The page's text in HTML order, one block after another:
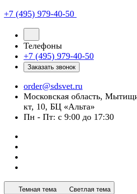
+7 (495) 979-40-50
Телефоны
+7 (495) 979-40-50
Заказать звонок
order@sdsvet.ru
Московская область,
кт, 10, БЦ «Альта»
Пн - Пт: с 9:00 до 17:30
Темная тема Светлая тема